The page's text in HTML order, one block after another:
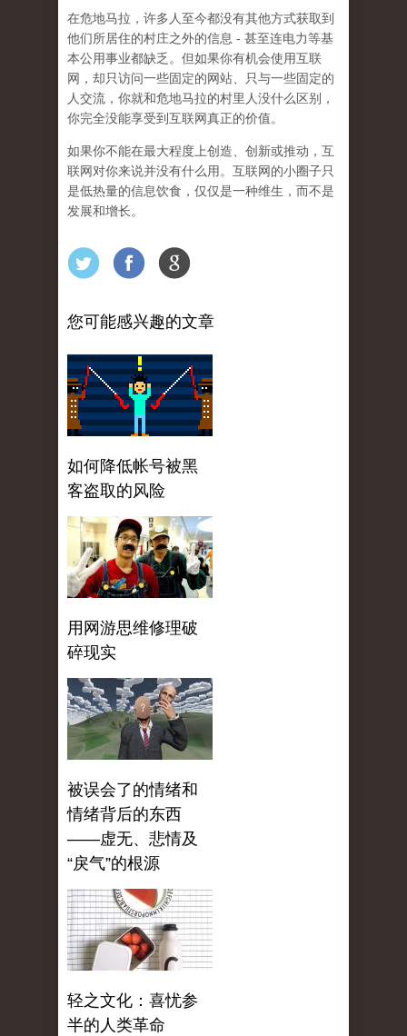
在危地马拉，许多人至今都没有其他方式获取到
他们所居住的村庄之外的信息 - 甚至连电力等基
本公用事业都缺乏。但如果你有机会使用互联
网，却只访问一些固定的网站、只与一些固定的
人交流，你就和危地马拉的村里人没什么区别，
你完全没能享受到互联网真正的价值。
如果你不能在最大程度上创造、创新或推动，互
联网对你来说并没有什么用。互联网的小圈子只
是低热量的信息饮食，仅仅是一种维生，而不是
发展和增长。
您可能感兴趣的文章
如何降低帐号被黑
客盗取的风险
用网游思维修理破
碎现实
被误会了的情绪和
情绪背后的东西
——虚无、悲情及
“戾气”的根源
轻之文化：喜忧参
半的人类革命